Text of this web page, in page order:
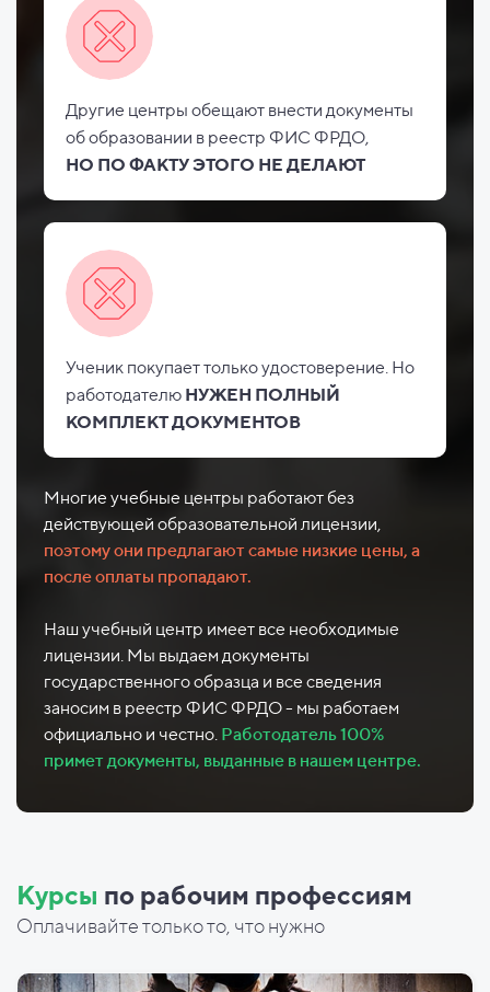
Другие центры обещают внести документы
обобразовании в реестр ФИС ФРДО,
НО ПО ФАКТУ ЭТОГО НЕ ДЕЛАЮТ
Ученик покупает только удостоверение. Но
работодателю НУЖЕН ПОЛНЫЙ
КОМПЛЕКТ ДОКУМЕНТОВ
Многие учебные центры работают без
действующей образовательной лицензии,
поэтому они предлагают самые низкие цены, а
после оплаты пропадают.
Наш учебный центр имеет все необходимые
лицензии. Мы выдаем документы
государственного образца и все сведения
заносим в реестр ФИС ФРДО - мы работаем
официально и честно. Работодатель 100%
примет документы, выданные в нашем центре.
Курсы по рабочим профессиям
Оплачивайте только то, что нужно